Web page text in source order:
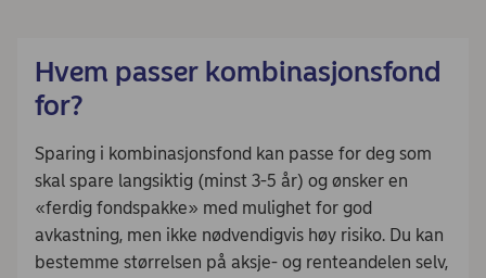
Hvem passer kombinasjonsfond
for?
Sparing i kombinasjonsfond kan passe for deg som
skal spare langsiktig (minst 3-5 år) og ønsker en
«ferdig fondspakke» med mulighet for god
avkastning, men ikke nødvendigvis høy risiko. Du kan
bestemme størrelsen på aksje- og renteandelen selv,